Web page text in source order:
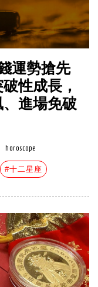
運勢搶先
性成長，
、進場免破
horoscope
#十二星座